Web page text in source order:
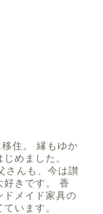
住。 縁もゆか
めました。
さんも、今は讃
好きです。 香
ドメイド家具の
います。